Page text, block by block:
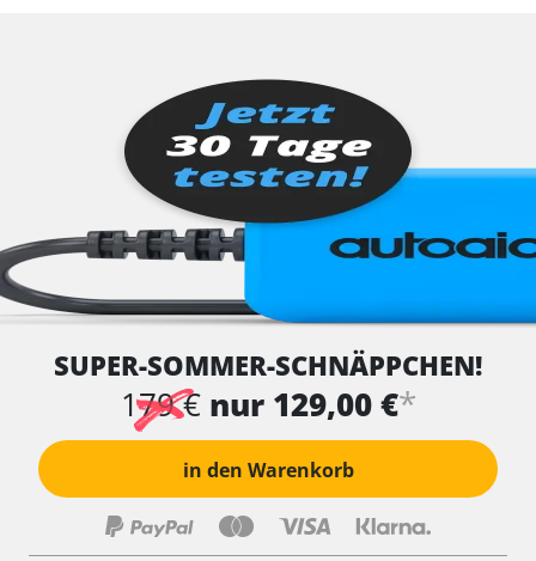
SUPER-SOMMER-SCHNÄPPCHEN!
179 € nur 129,00 €*
in den Warenkorb